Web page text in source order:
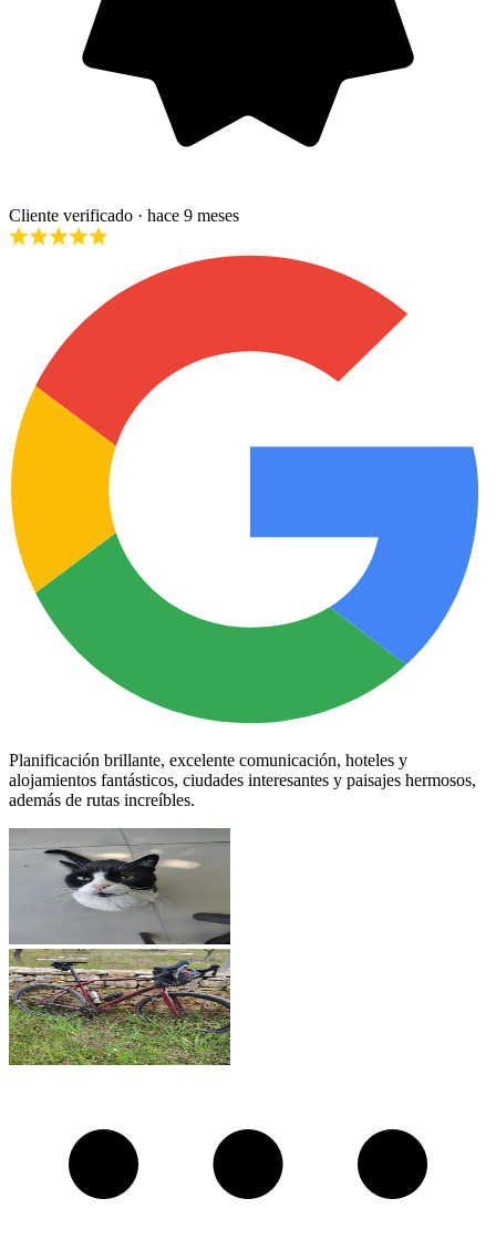
Cliente verificado · hace 9 meses
Planificación brillante, excelente comunicación, hoteles y
alojamientos fantásticos, ciudades interesantes y paisajes hermosos,
además de rutas increíbles.